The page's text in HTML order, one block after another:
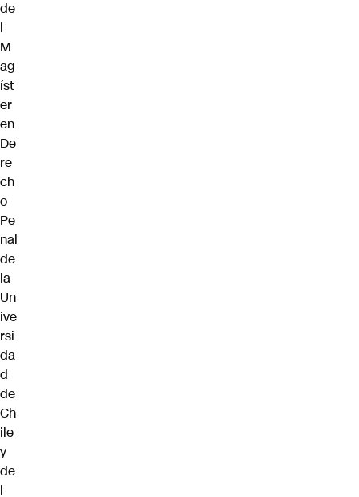
de
l
M
ag
íst
er
en
De
re
ch
o
Pe
nal
de
la
Un
ive
rsi
da
d
de
Ch
ile
y
de
l